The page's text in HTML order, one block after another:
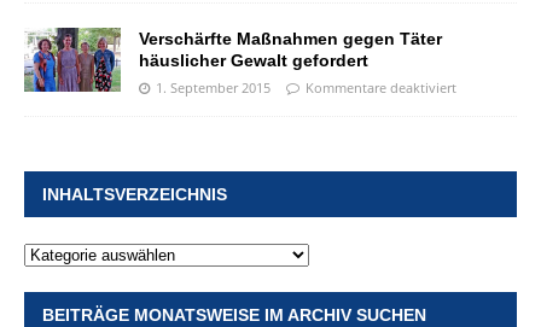
Verschärfte Maßnahmen gegen Täter
häuslicher Gewalt gefordert
1. September 2015 Kommentare deaktiviert
INHALTSVERZEICHNIS
BEITRÄGE MONATSWEISE IM ARCHIV SUCHEN